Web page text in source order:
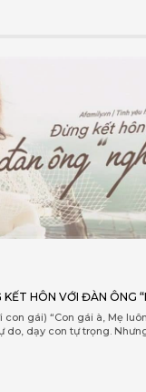
HÔN VỚI ĐÀN ÔNG
con gái) “Con gái à, Mẹ
do, dạy con tự trọng.